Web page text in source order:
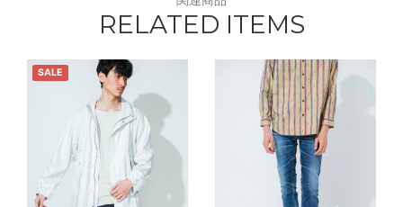
RELATED ITEMS
SALE